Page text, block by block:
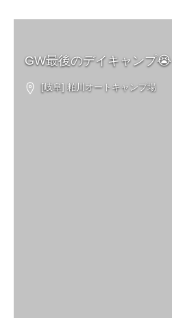
GW最後のデイキャンプ😭
[岐阜] 粕川オートキャンプ場